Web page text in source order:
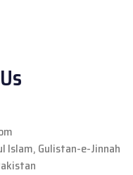
Islam, Gulistan-e-Jinnah